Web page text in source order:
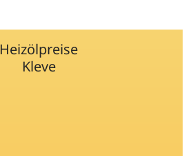
Heizölpreise
Kleve